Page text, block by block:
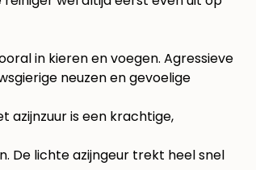
in kieren en voegen. Agressieve
neuzen en gevoelige
azijnzuur is een krachtige,
De lichte azijngeur trekt heel snel